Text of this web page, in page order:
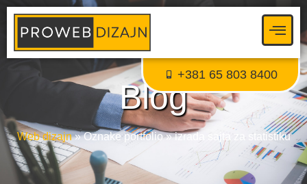
+381 65 803 8400
Blog
Web dizajn»Oznake portfolio»izrada sajta za statistiku
Proweb tajni agent
● Dostupan — Proweb Dizajn